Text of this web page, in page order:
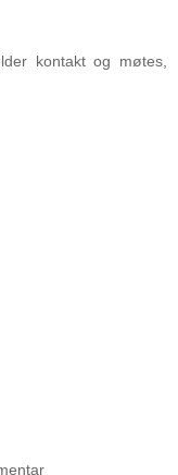
kontakt og møtes,